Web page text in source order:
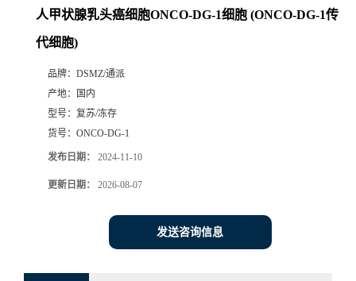
人甲状腺乳头癌细胞ONCO-DG-1细胞 (ONCO-DG-1传
代细胞)
品牌： DSMZ/通派
产地：
国内
型号： 复苏/冻存
货号： ONCO-DG-1
发布日期： 2024-11-10
更新日期： 2026-08-07
发送咨询信息